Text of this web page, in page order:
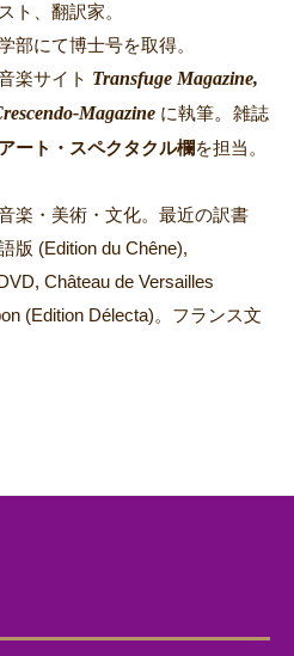
ト、翻訳家。
部にて博士号を取得。
楽サイト Transfuge Magazine,
Magazine に執筆。 雑誌
アート・スペクタクル欄を担当。
楽・美術・文化。最近の訳書
版 (Edition du Chêne),
Château de Versailles
(Edition Délecta)。フランス文